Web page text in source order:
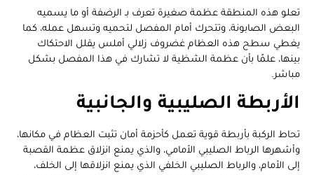
تعلو هذه المنطقة عظمة صغيرة تعرف بـ الرضفة أو ما يسميه
البعض الصابونة، وتتحرك أمام المفصل لتحميه وتسهل عمله، كما
يغطي سطح هذه العظام غضروف زلالي أملس يقلل الاحتكاك
بينها، علمًا بأن عظمة الشظية لا تشارك في هذا المفصل بشكل
مباشر.
الأربطة الصليبية والجانبية
تحاط الركبة بأربطة قوية تعمل كأحزمة أمان تثبت العظام في مكانها،
وأشهرها الرباط الصليبي الأمامي، والذي يمنع انزلاق عظمة القصبة
إلى الأمام، والرباط الصليبي الخلفي الذي يمنع انزلاقها إلى الخلف،